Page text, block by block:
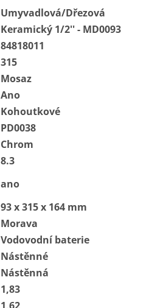
Umyvadlová/Dřezová
Keramický 1/2'' - MD0093
84818011
315
Mosaz
Ano
Kohoutkové
PD0038
Chrom
8.3
ano
93 x 315 x 164 mm
Morava
Vodovodní baterie
Nástěnné
Nástěnná
1,83